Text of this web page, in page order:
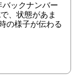
ックナンバー
、状態があま
の様子が伝わる